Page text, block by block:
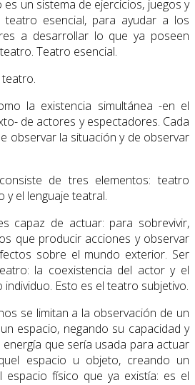
un sistema de ejercicios, juegos y
esencial, para ayudar a los
a desarrollar lo que ya poseen
Teatro esencial.
la existencia simultánea -en el
de actores y espectadores. Cada
observar la situación y de observar
de tres elementos: teatro
y el lenguaje teatral.
capaz de actuar: para sobrevivir,
que producir acciones y observar
sobre el mundo exterior. Ser
la coexistencia del actor y el
Esto es el teatro subjetivo.
se limitan a la observación de un
espacio, negando su capacidad y
que sería usada para actuar
espacio u objeto, creando un
espacio físico que ya existía: es el